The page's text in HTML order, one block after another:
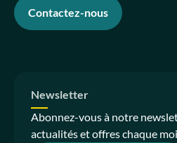
Contactez-nous
Newsletter
Abonnez-vous à notre
actualités et offres chaque